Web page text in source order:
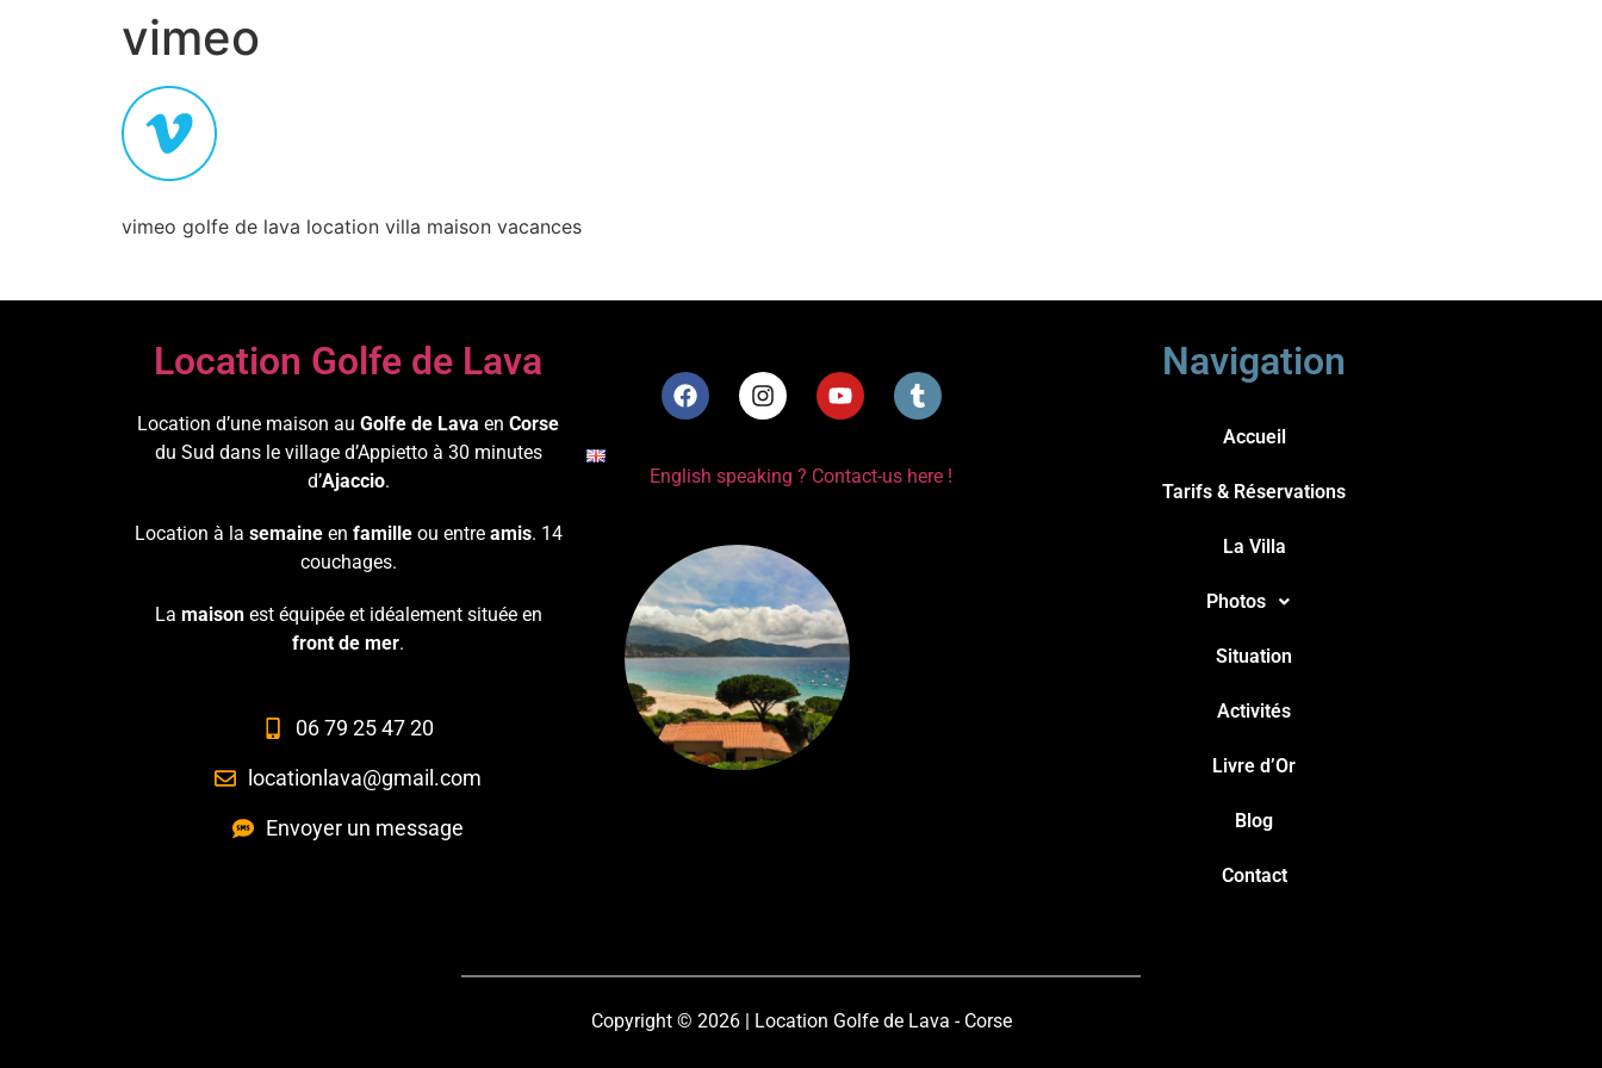
vimeo
vimeo golfe de lava location villa maison vacances
Location Golfe de Lava
Location d’une maison au Golfe de Lava en Corse
du Sud dans le village d’Appietto à 30 minutes
d’Ajaccio.
Location à la semaineen familleou entre amis. 14
couchages.
La maisonest équipée et idéalement située en
front de mer.
06 79 25 47 20
locationlava@gmail.com
Envoyer un message
English speaking ? Contact-us here !
Navigation
Accueil
Tarifs & Réservations
La Villa
Photos
Situation
Activités
Livre d’Or
Blog
Contact
Copyright © 2026 | Location Golfe de Lava - Corse